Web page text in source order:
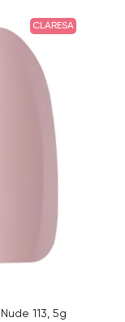
CLARESA
113, 5g